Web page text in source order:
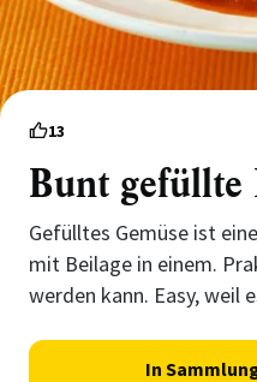
13
Bunt gefüllte
Gefülltes Gemüse ist
mit Beilage in einem.
werden kann. Easy, weil
In